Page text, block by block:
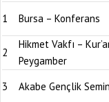
1 Bursa – Konferans
2
Hikmet Vakfı –
Peygamber
3
Akabe Gençlik